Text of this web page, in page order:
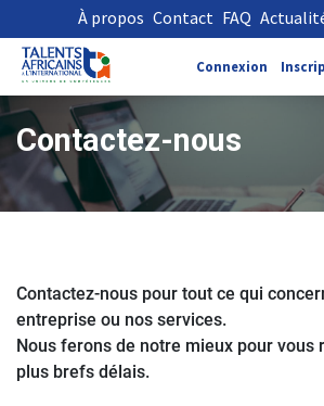
À propos Contact FAQ
Connexion
Contactez-nous
Contactez-nous pour tout ce qui
entreprise ou nos services.
Nous ferons de notre mieux pour vous
plus brefs délais.